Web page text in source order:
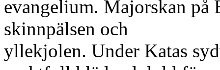
evangelium. Majorskan på
skinnpälsen och
yllekjolen. Under Katas